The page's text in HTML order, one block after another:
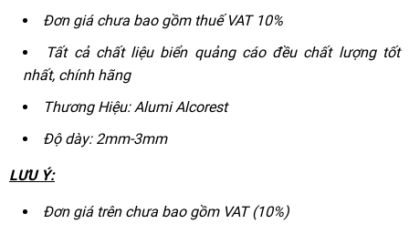
Đơn giá chưa bao gồm thuế VAT 10%
Tất cả chất liệu biển quảng cáo đều chất lượng tốt
nhất, chính hãng
Thương Hiệu: Alumi Alcorest
Độ dày: 2mm-3mm
LƯU Ý:
Đơn giá trên chưa bao gồm VAT (10%)